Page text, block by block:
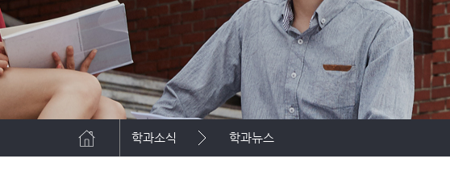
연혁
현황
조직 및 연락처
학사규정
오시는길
학과소식 학과뉴스